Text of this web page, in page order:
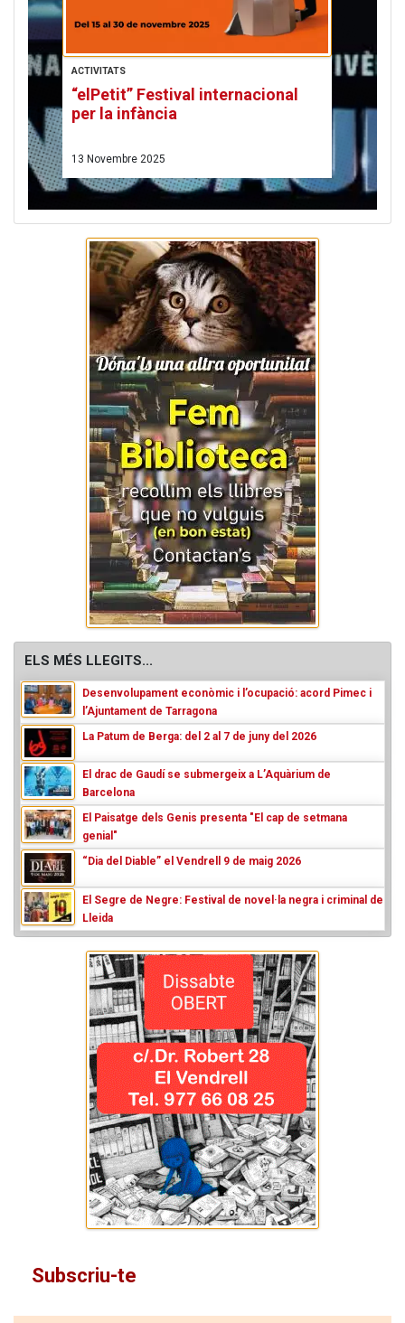
ACTIVITATS
“elPetit” Festival internacional
per la infància
13 Novembre 2025
per
ELS MÉS LLEGITS...
Desenvolupament econòmic i l’ocupació: acord Pimec i
l’Ajuntament de Tarragona
La Patum de Berga: del 2 al 7 de juny del 2026
El drac de Gaudí se submergeix a L’Aquàrium de
Barcelona
El Paisatge dels Genis presenta "El cap de setmana
genial"
“Dia del Diable” el Vendrell 9 de maig 2026
El Segre de Negre: Festival de novel·la negra i criminal de
Lleida
Subscriu-te